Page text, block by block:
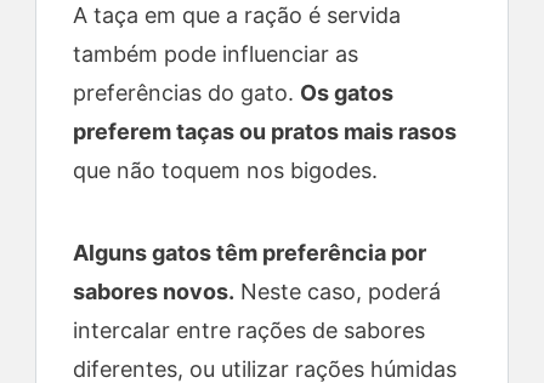
A taça em que a ração é servida
também pode influenciar as
preferências do gato. Os gatos
preferem taças ou pratos mais rasos
que não toquem nos bigodes.
Alguns gatos têm preferência por
sabores novos. Neste caso, poderá
intercalar entre rações de sabores
diferentes, ou utilizar rações húmidas